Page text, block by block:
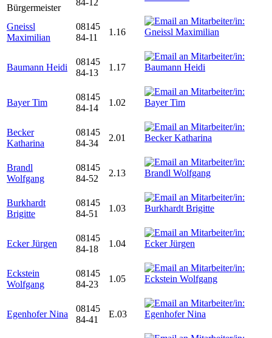
Bürgermeister
84-12
Gneissl
Maximilian
08145
84-11
1.16
Baumann Heidi
08145
84-13
1.17
Bayer Tim
08145
84-14
1.02
Becker
Katharina
08145
84-34
2.01
Brandl
Wolfgang
08145
84-52
2.13
Burkhardt
Brigitte
08145
84-51
1.03
Ecker Jürgen
08145
84-18
1.04
Eckstein
Wolfgang
08145
84-23
1.05
Egenhofer Nina
08145
84-41
E.03